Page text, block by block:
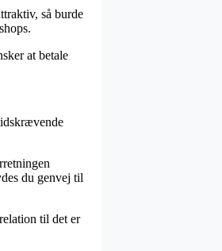
så burde
at betale
du genvej til
til det er